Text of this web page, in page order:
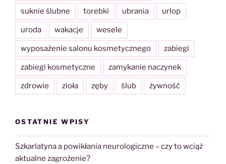
suknie ślubne torebki ubrania urlop
uroda wakacje wesele
wyposażenie salonu kosmetycznego zabiegi
zabiegi kosmetyczne zamykanie naczynek
zdrowie zioła zęby ślub żywność
OSTATNIE WPISY
Szkarlatyna a powikłania neurologiczne – czy to wciąż
aktualne zagrożenie?